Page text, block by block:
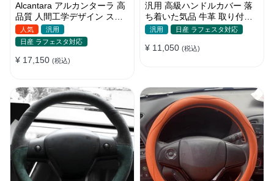
Alcantara アルカンターラ 高
品質 人間工学デザイン スエ
ード 絶妙な肌触り O/D型兼
用 37~38CM
人気
汎用
日産 ラフェスタ対応
¥ 17,150 (税込)
汎用 高級ハンドルカバー 落
ち着いた気品 牛革 取り付け
簡単 おしゃれ Ｏ型/D型
汎用 日産 ラフェスタ対応
¥ 11,050 (税込)